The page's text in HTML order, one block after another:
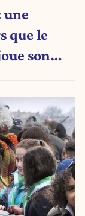
une
que le
son